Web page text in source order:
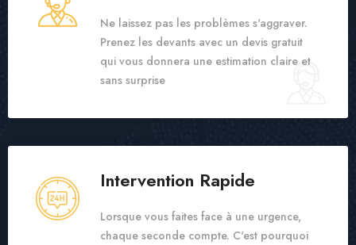
Ne laissez pas les problèmes s'aggraver.
Prenez les devants avec un devis gratuit
qui vous donnera une estimation claire et
sans surprise
Intervention Rapide
Lorsque vous faites face à une urgence,
chaque seconde compte. C'est pourquoi